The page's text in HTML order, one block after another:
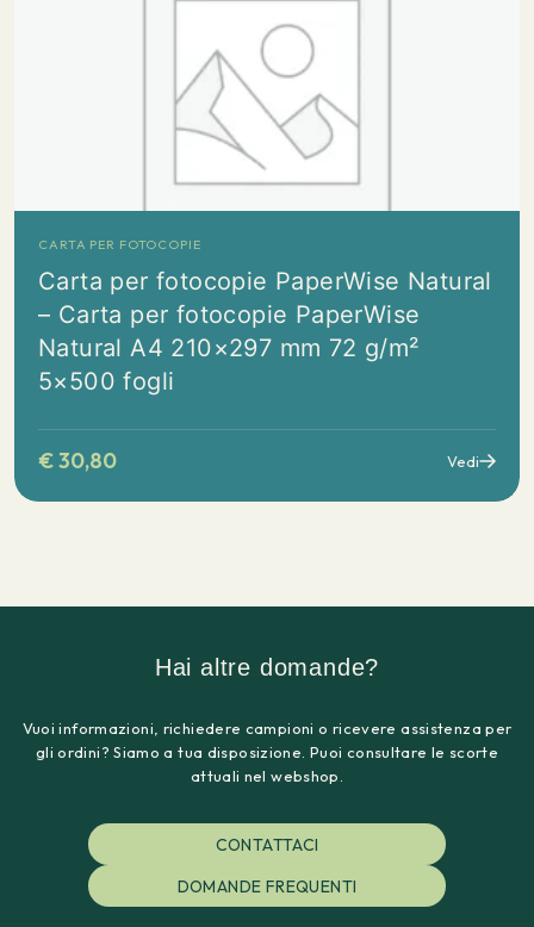
CARTA PER FOTOCOPIE
Carta per fotocopie PaperWise Natural
– Carta per fotocopie PaperWise
Natural A4 210×297 mm 72 g/m²
5×500 fogli
€30,80 Vedi
Hai altre domande?
Vuoi informazioni, richiedere campioni o ricevere assistenza per
gli ordini? Siamo a tua disposizione. Puoi consultare le scorte
attuali nel webshop.
CONTATTACI
DOMANDE FREQUENTI